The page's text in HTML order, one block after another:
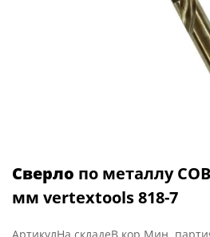
Сверло по металлу
мм vertextools 818-7